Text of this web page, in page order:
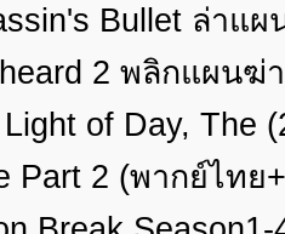
Bullet ล่าแ
2 พลิกแผนฆ่
Light of Day,
Part 2 (พากย์ไทย